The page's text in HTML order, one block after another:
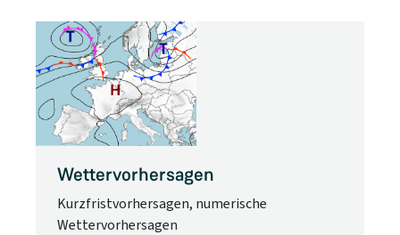
Wettervorhersagen
Kurzfristvorhersagen, numerische
Wettervorhersagen